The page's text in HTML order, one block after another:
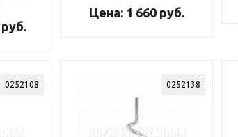
руб.
1 660 руб.
0252108 0252138